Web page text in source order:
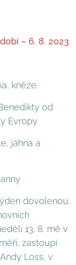
– 6. 8. 2023
kněze
od
Evropy
jáhna a
dovolenou,
13. 8. mě v
zastoupí
Loss, v